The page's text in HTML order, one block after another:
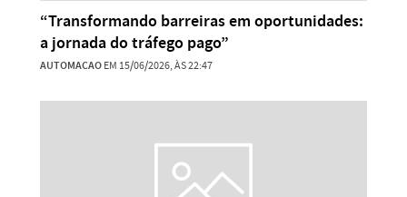
“Transformando barreiras em oportunidades:
a jornada do tráfego pago”
AUTOMACAOEM 15/06/2026, ÀS 22:47